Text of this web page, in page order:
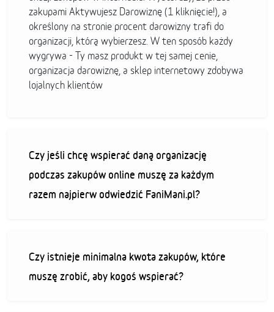
zakupami Aktywujesz Darowiznę (1 kliknięcie!), a
określony na stronie procent darowizny trafi do
organizacji, którą wybierzesz. W ten sposób każdy
wygrywa - Ty masz produkt w tej samej cenie,
organizacja darowiznę, a sklep internetowy zdobywa
lojalnych klientów
Czy jeśli chcę wspierać daną organizację
podczas zakupów online muszę za każdym
razem najpierw odwiedzić FaniMani.pl?
Czy istnieje minimalna kwota zakupów, które
muszę zrobić, aby kogoś wspierać?